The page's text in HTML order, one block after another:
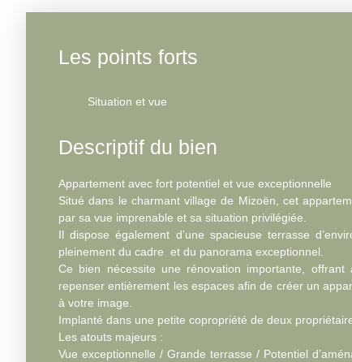
Les points forts
Situation et vue
Descriptif du bien
Appartement avec fort potentiel et vue exceptionnelle
Situé dans le charmant village de Mizoën, cet
par sa vue imprenable et sa situation privilégiée.
Il dispose également d’une spacieuse terrasse
pleinement du cadre et du panorama exceptionnel.
Ce bien nécessite une rénovation importante,
repenser entièrement les espaces afin de créer un
à votre image.
Implanté dans une petite copropriété de deux
Les atouts majeurs :
Vue exceptionnelle / Grande terrasse / Potentiel